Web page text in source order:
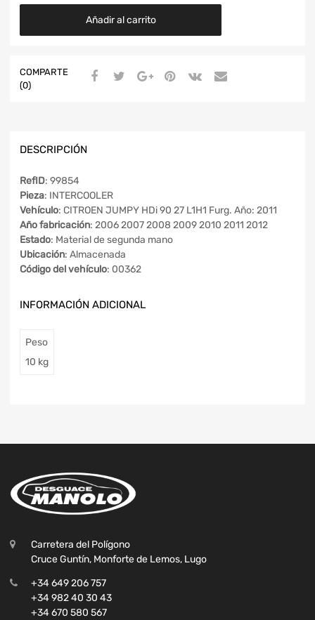
Añadir al carrito
COMPARTE
(0)
DESCRIPCIÓN
RefID: 99854
Pieza: INTERCOOLER
Vehículo: CITROEN JUMPY HDi 90 27 L1H1 Furg. Año: 2011
Año fabricación: 2006 2007 2008 2009 2010 2011 2012
Estado: Material de segunda mano
Ubicación: Almacenada
Código del vehículo: 00362
INFORMACIÓN ADICIONAL
Peso
10 kg
Carretera del Polígono
Cruce Guntín, Monforte de Lemos, Lugo
+34 649 206 757
+34 982 40 30 43
+34 670 580 567